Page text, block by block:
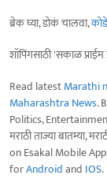
ब्रेक घ्या, डोकं चालवा,
शॉपिंगसाठी 'सकाळ
Read latestMarathi
Maharashtra News.
Politics,
मराठी ताज्या बातम्या,
on Esakal Mobile
forAndroidand IOS.